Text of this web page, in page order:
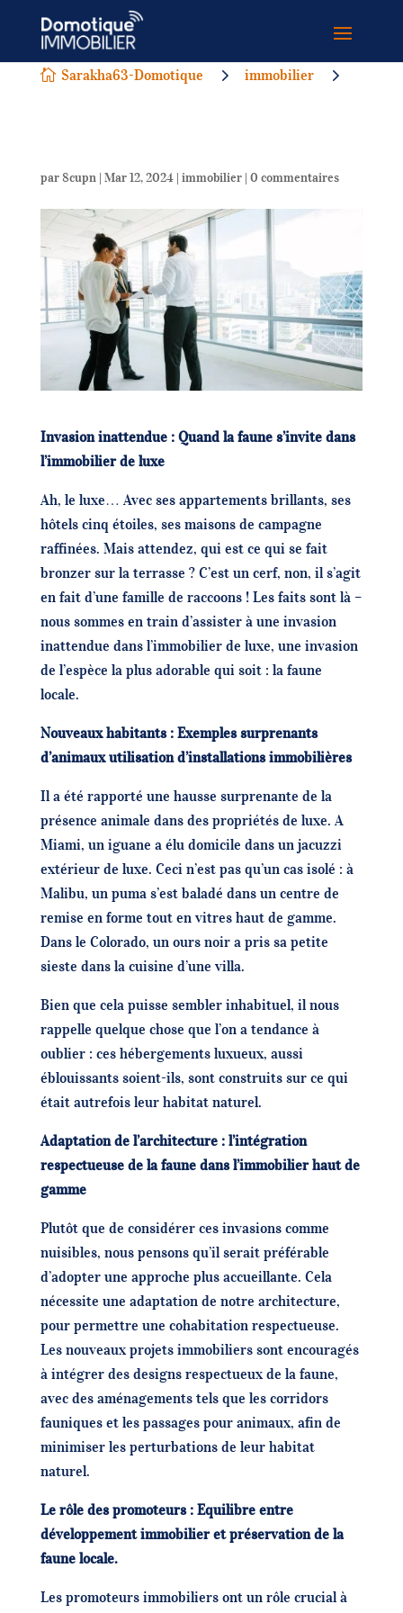
 Sarakha63-Domotique 5 immobilier 5
par 8cupn| Mar 12, 2024| immobilier| 0 commentaires
Invasion inattendue : Quand la faune s’invite dans
l’immobilier de luxe
Ah, le luxe… Avec ses appartements brillants, ses
hôtels cinq étoiles, ses maisons de campagne
raffinées. Mais attendez, qui est ce qui se fait
bronzer sur la terrasse ? C’est un cerf, non, il s’agit
en fait d’une famille de raccoons ! Les faits sont là –
nous sommes en train d’assister à une invasion
inattendue dans l’immobilier de luxe, une invasion
de l’espèce la plus adorable qui soit : la faune
locale.
Nouveaux habitants : Exemples surprenants
d’animaux utilisation d’installations immobilières
Il a été rapporté une hausse surprenante de la
présence animale dans des propriétés de luxe. A
Miami, un iguane a élu domicile dans un jacuzzi
extérieur de luxe. Ceci n’est pas qu’un cas isolé : à
Malibu, un puma s’est baladé dans un centre de
remise en forme tout en vitres haut de gamme.
Dans le Colorado, un ours noir a pris sa petite
sieste dans la cuisine d’une villa.
Bien que cela puisse sembler inhabituel, il nous
rappelle quelque chose que l’on a tendance à
oublier : ces hébergements luxueux, aussi
éblouissants soient-ils, sont construits sur ce qui
était autrefois leur habitat naturel.
Adaptation de l’architecture : l’intégration
respectueuse de la faune dans l’immobilier haut de
gamme
Plutôt que de considérer ces invasions comme
nuisibles, nous pensons qu’il serait préférable
d’adopter une approche plus accueillante. Cela
nécessite une adaptation de notre architecture,
pour permettre une cohabitation respectueuse.
Les nouveaux projets immobiliers sont encouragés
à intégrer des designs respectueux de la faune,
avec des aménagements tels que les corridors
fauniques et les passages pour animaux, afin de
minimiser les perturbations de leur habitat
naturel.
Le rôle des promoteurs : Equilibre entre
développement immobilier et préservation de la
faune locale.
Les promoteurs immobiliers ont un rôle crucial à